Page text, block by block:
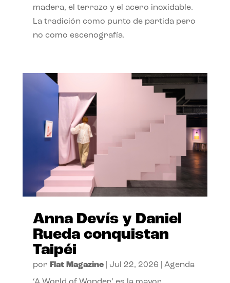
madera, el terrazo y el acero inoxidable.
La tradición como punto de partida pero
no como escenografía.
Anna Devís y Daniel
Rueda conquistan
Taipéi
por Flat Magazine| Jul 22, 2026 Agenda